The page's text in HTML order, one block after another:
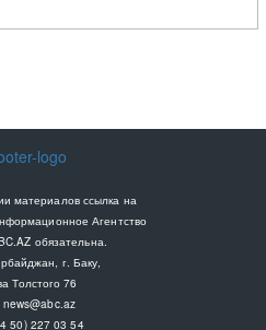
материалов ссылка на
Агентство
обязательна.
г. Баку,
Толстого 76
news@abc.az
50) 227 03 54